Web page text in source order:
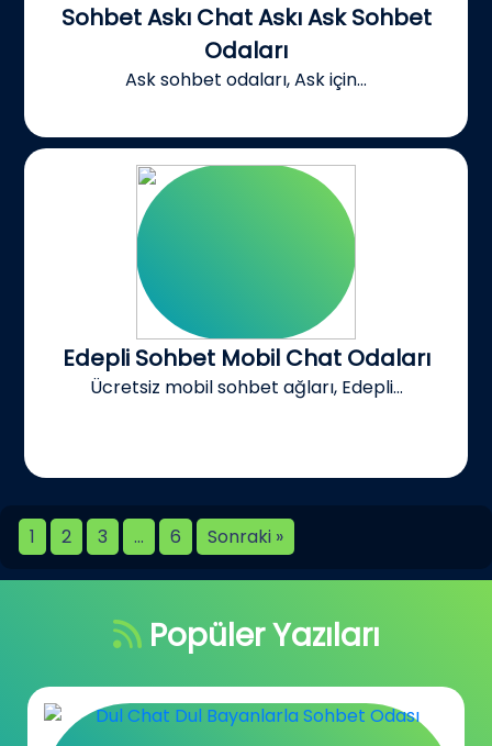
Sohbet Askı Chat Askı Ask Sohbet
Odaları
Ask sohbet odaları, Ask için...
Edepli Sohbet Mobil Chat Odaları
Ücretsiz mobil sohbet ağları, Edepli...
1 2 3 … 6 Sonraki »
Popüler Yazıları